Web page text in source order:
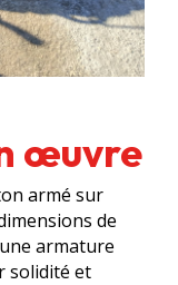
œuvre
armé sur
de
armature
solidité et